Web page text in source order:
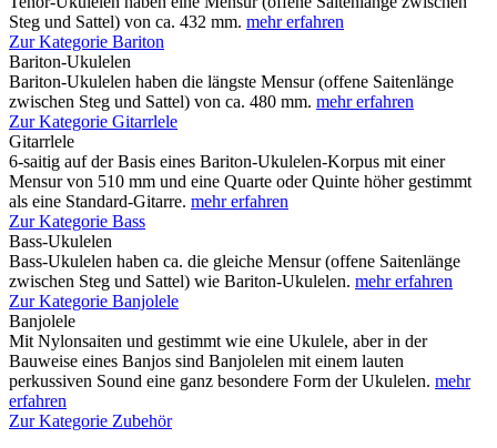
Steg und Sattel) von ca. 432 mm. mehr erfahren
Zur Kategorie Bariton
Bariton-Ukulelen
Bariton-Ukulelen haben die längste Mensur (offene Saitenlänge
zwischen Steg und Sattel) von ca. 480 mm. mehr erfahren
Zur Kategorie Gitarrlele
Gitarrlele
6-saitig auf der Basis eines Bariton-Ukulelen-Korpus mit einer
Mensur von 510 mm und eine Quarte oder Quinte höher gestimmt
als eine Standard-Gitarre. mehr erfahren
Zur Kategorie Bass
Bass-Ukulelen
Bass-Ukulelen haben ca. die gleiche Mensur (offene Saitenlänge
zwischen Steg und Sattel) wie Bariton-Ukulelen. mehr erfahren
Zur Kategorie Banjolele
Banjolele
Mit Nylonsaiten und gestimmt wie eine Ukulele, aber in der
Bauweise eines Banjos sind Banjolelen mit einem lauten
perkussiven Sound eine ganz besondere Form der Ukulelen. mehr
erfahren
Zur Kategorie Zubehör